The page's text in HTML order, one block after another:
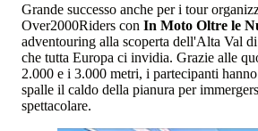
Grande successo anche per i tour
Over2000Riders con In Moto Oltre le
adventouring alla scoperta dell'Alta Val
che tutta Europa ci invidia. Grazie alle
2.000 e i 3.000 metri, i partecipanti
spalle il caldo della pianura per
spettacolare.